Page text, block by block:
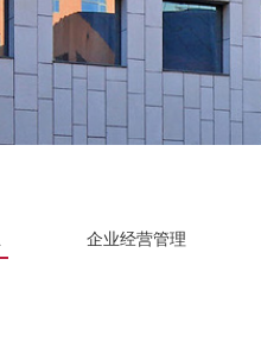
企业经营管理